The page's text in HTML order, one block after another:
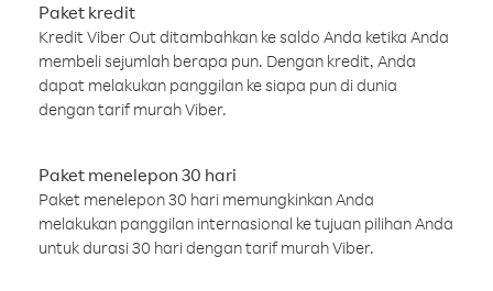
Paket kredit
Kredit Viber Out ditambahkan ke saldo Anda ketika Anda
membeli sejumlah berapa pun. Dengan kredit, Anda
dapat melakukan panggilan ke siapa pun di dunia
dengan tarif murah Viber.
Paket menelepon 30 hari
Paket menelepon 30 hari memungkinkan Anda
melakukan panggilan internasional ke tujuan pilihan Anda
untuk durasi 30 hari dengan tarif murah Viber.